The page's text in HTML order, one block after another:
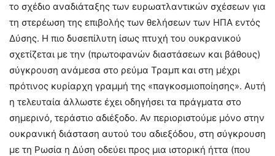
το σχέδιο αναδιάταξης των ευρωατλαντικών σχέσεων για
τη στερέωση της επιβολής των θελήσεων των ΗΠΑ εντός
Δύσης. Η πιο δυσεπίλυτη ίσως πτυχή του ουκρανικού
σχετίζεται με την (πρωτοφανών διαστάσεων και βάθους)
σύγκρουση ανάμεσα στο ρεύμα Τραμπ και στη μέχρι
πρότινος κυρίαρχη γραμμή της «παγκοσμιοποίησης». Αυτή
η τελευταία άλλωστε έχει οδηγήσει τα πράγματα στο
σημερινό, τεράστιο αδιέξοδο. Αν περιοριστούμε μόνο στην
ουκρανική διάσταση αυτού του αδιεξόδου, στη σύγκρουση
με τη Ρωσία η Δύση οδεύει προς μια ιστορική ήττα (που